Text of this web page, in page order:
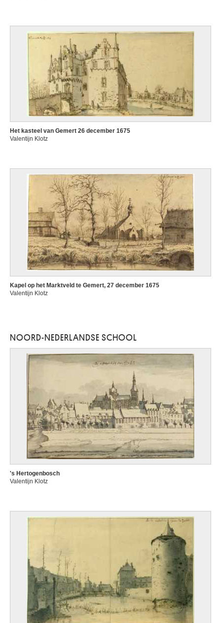
Het kasteel van Gemert 26 december 1675
Valentijn Klotz
Kapel op het Marktveld te Gemert, 27 december 1675
Valentijn Klotz
NOORD-NEDERLANDSE SCHOOL
's Hertogenbosch
Valentijn Klotz